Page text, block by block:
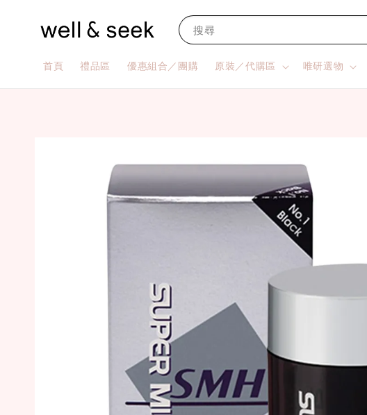
搜尋
首頁 禮品區 優惠組合／團購 原裝／代購區 唯研選物